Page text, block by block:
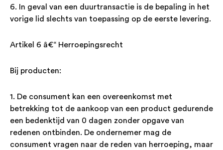
6. In geval van een duurtransactie is de bepaling in het
vorige lid slechts van toepassing op de eerste levering.
Artikel 6 â€“ Herroepingsrecht
Bij producten:
1. De consument kan een overeenkomst met
betrekking tot de aankoop van een product gedurende
een bedenktijd van 0 dagen zonder opgave van
redenen ontbinden. De ondernemer mag de
consument vragen naar de reden van herroeping, maar